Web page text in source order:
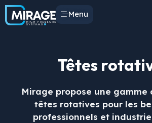
Menu
Têtes
Mirage propose une gamme
têtes rotatives pour les
professionnels et